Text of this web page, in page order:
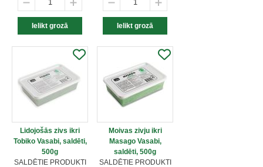
Lidojošās zivs ikri
Tobiko Vasabi, saldēti,
500g
SALDĒTIE PRODUKTI
Moivas zivju ikri
Masago Vasabi,
saldēti, 500g
SALDĒTIE PRODUKTI